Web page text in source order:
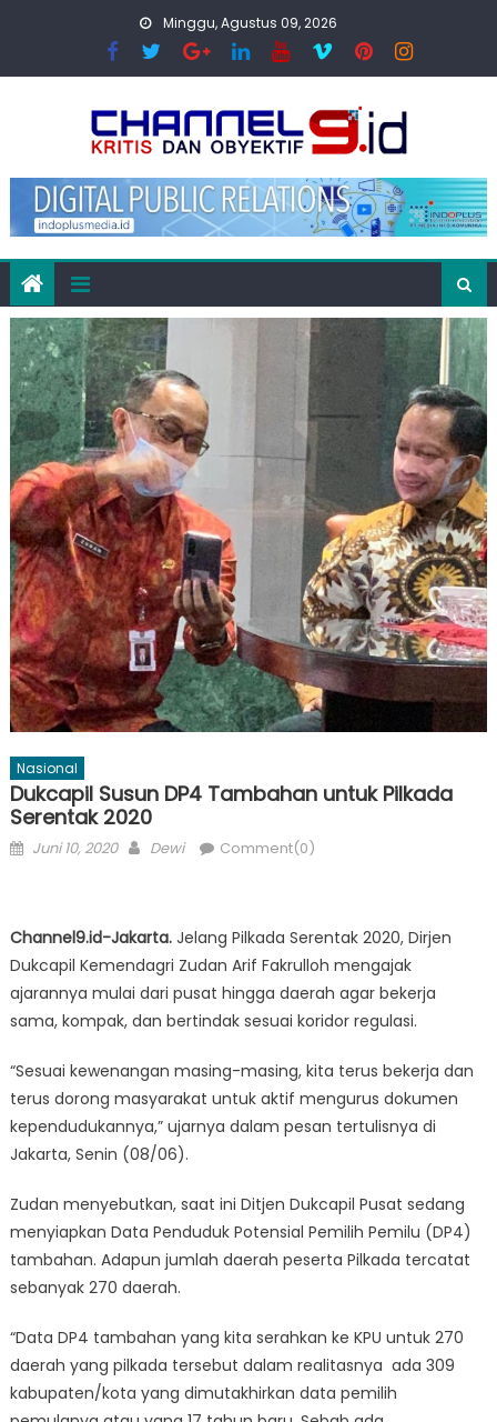
Minggu, Agustus 09, 2026
Nasional
Dukcapil Susun DP4 Tambahan untuk Pilkada
Serentak 2020
Posted
Juni 10, 2020 Author
Dewi Comment(0)
Channel9.id-Jakarta. Jelang Pilkada Serentak 2020, Dirjen
Dukcapil Kemendagri Zudan Arif Fakrulloh mengajak
ajarannya mulai dari pusat hingga daerah agar bekerja
sama, kompak, dan bertindak sesuai koridor regulasi.
“Sesuai kewenangan masing-masing, kita terus bekerja dan
terus dorong masyarakat untuk aktif mengurus dokumen
kependudukannya,” ujarnya dalam pesan tertulisnya di
Jakarta, Senin (08/06).
Zudan menyebutkan, saat ini Ditjen Dukcapil Pusat sedang
menyiapkan Data Penduduk Potensial Pemilih Pemilu (DP4)
tambahan. Adapun jumlah daerah peserta Pilkada tercatat
sebanyak 270 daerah.
“Data DP4 tambahan yang kita serahkan ke KPU untuk 270
daerah yang pilkada tersebut dalam realitasnya ada 309
kabupaten/kota yang dimutakhirkan data pemilih